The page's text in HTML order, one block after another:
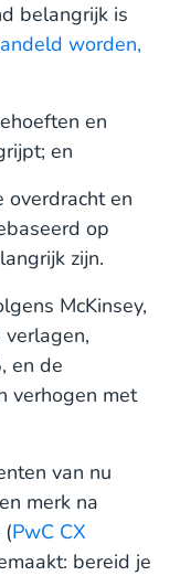
belangrijk is
worden,
en
en
overdracht en
op
zijn.
McKinsey,
en de
verhogen met
van nu
merk na
PwC CX
bereid je